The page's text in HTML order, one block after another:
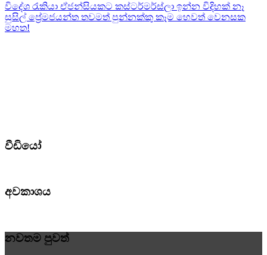
විදේශ රැකියා ඒජන්සියකට කස්ටර්මර්ස්ලා ඉන්න විදිහක් නෑ
සුසිල් ප්‍රේමජයන්ත තවමත් පුන්නක්කු කෑම හෙවත් වෙනසක
මහත!
වීඩියෝ
අවකාශය
නවතම පුවත්